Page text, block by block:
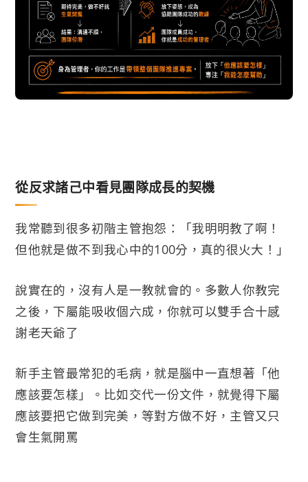
從反求諸己中看見團隊成長的契機
我常聽到很多初階主管抱怨：「我明明教了啊！
但他就是做不到我心中的100分，真的很火大！」
說實在的，沒有人是一教就會的。多數人你教完
之後，下屬能吸收個六成，你就可以雙手合十感
謝老天爺了
新手主管最常犯的毛病，就是腦中一直想著「他
應該要怎樣」。比如交代一份文件，就覺得下屬
應該要把它做到完美，等對方做不好，主管又只
會生氣開罵